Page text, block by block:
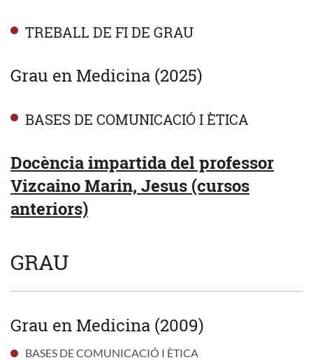
TREBALL DE FI DE GRAU
Grau en Medicina (2025)
BASES DE COMUNICACIÓ I ÈTICA
Docència impartida del professor
Vizcaino Marin, Jesus (cursos
anteriors)
GRAU
Grau en Medicina (2009)
BASES DE COMUNICACIÓ I ÈTICA